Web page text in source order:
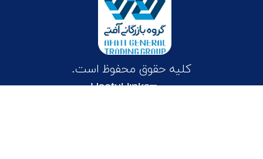
کلیه حقوق محفوظ است.
Useful links